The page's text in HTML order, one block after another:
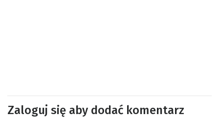
Zaloguj się aby dodać komentarz